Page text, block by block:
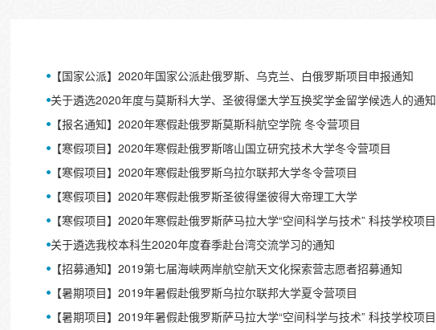
【国家公派】2020年国家公派赴俄罗斯、乌克兰、白俄罗斯项目申报通知
关于遴选2020年度与莫斯科大学、圣彼得堡大学互换奖学金留学候选人的通知
【报名通知】2020年寒假赴俄罗斯莫斯科航空学院 冬令营项目
【寒假项目】2020年寒假赴俄罗斯喀山国立研究技术大学冬令营项目
【寒假项目】2020年寒假赴俄罗斯乌拉尔联邦大学冬令营项目
【寒假项目】2020年寒假赴俄罗斯圣彼得堡彼得大帝理工大学
【寒假项目】2020年寒假赴俄罗斯萨马拉大学“空间科学与技术” 科技学校项目
关于遴选我校本科生2020年度春季赴台湾交流学习的通知
【招募通知】2019第七届海峡两岸航空航天文化探索营志愿者招募通知
【暑期项目】2019年暑假赴俄罗斯乌拉尔联邦大学夏令营项目
【暑期项目】2019年暑假赴俄罗斯萨马拉大学“空间科学与技术” 科技学校项目